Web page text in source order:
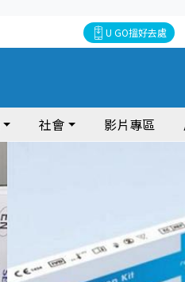
U GO搵好去處
社會 影片專區